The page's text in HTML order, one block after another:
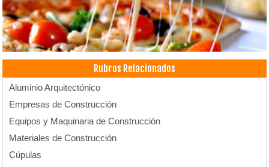
Rubros Relacionados
Aluminio Arquitectónico
Empresas de Construcción
Equipos y Maquinaria de Construcción
Materiales de Construcción
Cúpulas